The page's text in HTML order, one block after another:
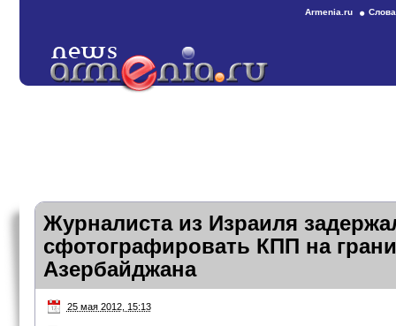
Armenia.ru
Журналиста из Израиля
сфотографировать КПП на
Азербайджана
25 мая 2012, 15:13